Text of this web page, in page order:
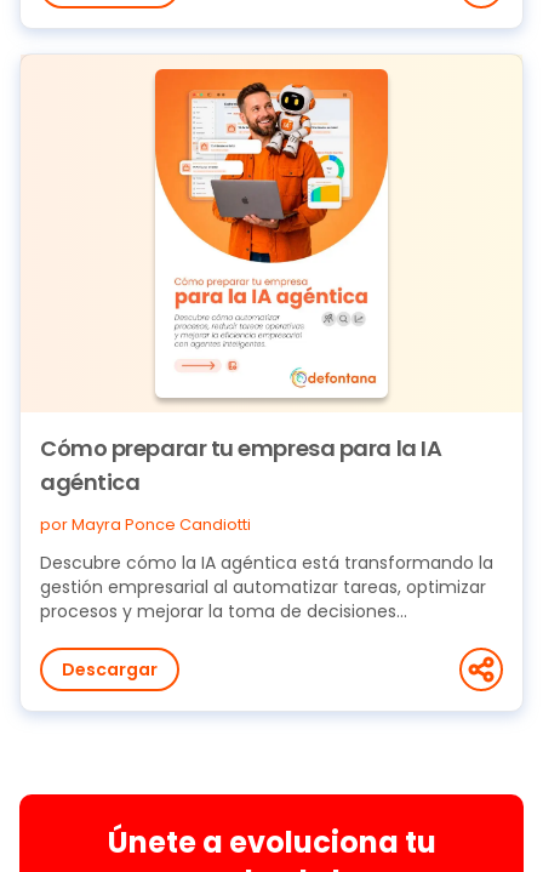
Cómo preparar tu empresa para la IA
agéntica
por Mayra Ponce Candiotti
Descubre cómo la IA agéntica está transformando la
gestión empresarial al automatizar tareas, optimizar
procesos y mejorar la toma de decisiones...
Descargar
Únete a evoluciona tu